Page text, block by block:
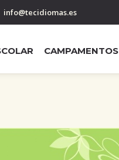
info@tecidiomas.es
CAMPAMENTOS